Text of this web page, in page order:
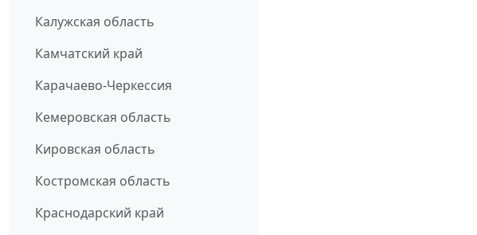
Калужская область
Камчатский край
Карачаево-Черкессия
Кемеровская область
Кировская область
Костромская область
Краснодарский край